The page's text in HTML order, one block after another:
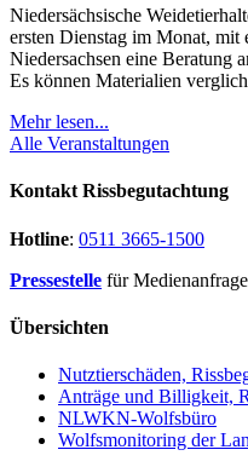
Niedersächsische
ersten Dienstag im Monat, mit
Niedersachsen eine Beratung
Es können Materialien
Mehr lesen...
Alle Veranstaltungen
Kontakt Rissbegutachtung
Hotline: 0511 3665-1500
Pressestelle für
Übersichten
Nutztierschäden,
Anträge und Billigkeit,
NLWKN-Wolfsbüro
Wolfsmonitoring der